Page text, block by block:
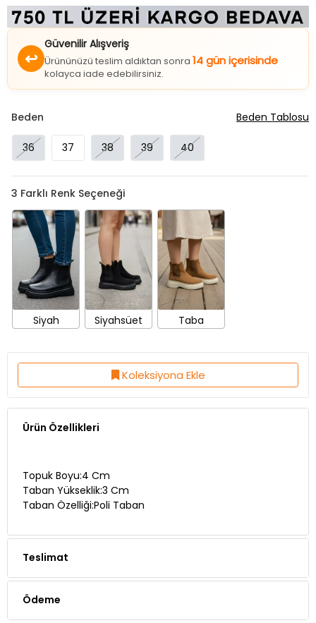
↩
Güvenilir Alışveriş
Ürününüzü teslim aldıktan sonra 14 gün içerisinde
kolayca iade edebilirsiniz.
Beden
36 37 38 39 40
Beden Tablosu
3 Farklı Renk Seçeneği
Siyah Siyahsüet Taba
Koleksiyona Ekle
Ürün Özellikleri
Topuk Boyu:4 Cm
Taban Yükseklik:3 Cm
Taban Özelliği:Poli Taban
Teslimat
Ödeme